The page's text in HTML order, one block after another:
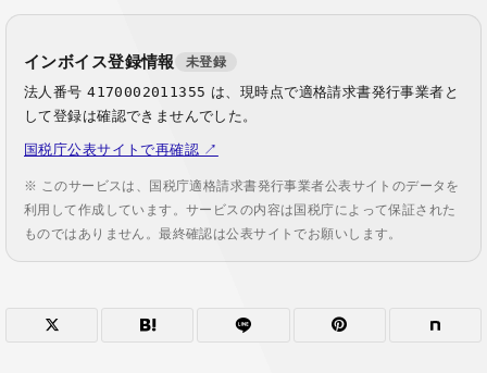
インボイス登録情報 未登録
法人番号4170002011355 は、現時点で適格請求書発行事業者と
して登録は確認できませんでした。
国税庁公表サイトで再確認 ↗
※ このサービスは、国税庁適格請求書発行事業者公表サイトのデータを
利用して作成しています。サービスの内容は国税庁によって保証された
ものではありません。最終確認は公表サイトでお願いします。